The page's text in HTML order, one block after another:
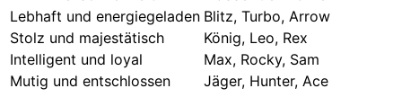
Lebhaft und energiegeladen Blitz, Turbo, Arrow
Stolz und majestätisch
König, Leo, Rex
Intelligent und loyal
Max, Rocky, Sam
Mutig und entschlossen
Jäger, Hunter, Ace